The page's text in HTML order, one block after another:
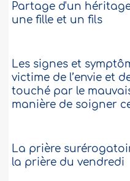
Partage d'un
une fille et un fils
Les signes et
victime de l’envie et
touché par le
manière de soigner
La prière
la prière du vendredi